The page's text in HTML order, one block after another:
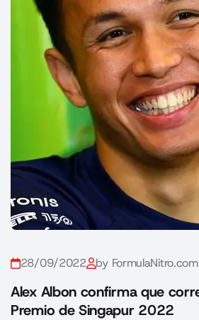
28/09/2022 by FormulaNitro.com
Alex Albon confirma que
Premio de Singapur 2022